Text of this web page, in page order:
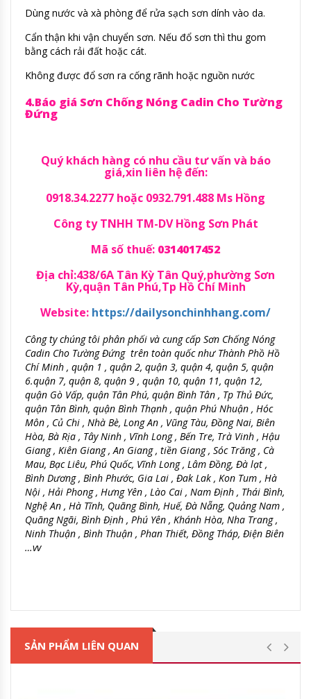
Dùng nước và xà phòng để rửa sạch sơn dính vào da.
Cẩn thận khi vận chuyển sơn. Nếu đổ sơn thì thu gom
bằng cách rải đất hoặc cát.
Không được đổ sơn ra cống rãnh hoặc nguồn nước
4.Báo giá Sơn Chống Nóng Cadin Cho Tường
Đứng
Quý khách hàng có nhu cầu tư vấn và báo
giá,xin liên hệ đến:
0918.34.2277 hoặc 0932.791.488 Ms Hồng
Công ty TNHH TM-DV Hồng Sơn Phát
Mã số thuế: 0314017452
Địa chỉ:438/6A Tân Kỳ Tân Quý,phường Sơn
Kỳ,quận Tân Phú,Tp Hồ Chí Minh
Website: https://dailysonchinhhang.com/
Công ty chúng tôi phân phối và cung cấp Sơn Chống Nóng
Cadin Cho Tường Đứng trên toàn quốc như Thành Phồ Hồ
Chí Minh , quận 1 , quận 2, quận 3, quận 4, quận 5, quận
6.quận 7, quận 8, quận 9 , quận 10, quận 11, quận 12,
quận Gò Vấp, quận Tân Phú, quận Bình Tân , Tp Thủ Đức,
quận Tân Bình, quận Bình Thạnh , quận Phú Nhuận , Hóc
Môn , Củ Chi , Nhà Bè, Long An , Vũng Tàu, Đồng Nai, Biên
Hòa, Bà Rịa , Tây Ninh , Vĩnh Long , Bến Tre, Trà Vinh , Hậu
Giang , Kiên Giang , An Giang , tiền Giang , Sóc Trăng , Cà
Mau, Bạc Liêu, Phú Quốc, Vĩnh Long , Lâm Đồng, Đà lạt ,
Bình Dương , Bình Phước, Gia Lai , Đak Lak , Kon Tum , Hà
Nội , Hải Phong , Hưng Yên , Lào Cai , Nam Định , Thái Bình,
Nghệ An , Hà Tĩnh, Quãng Bình, Huế, Đà Nẵng, Quảng Nam ,
Quãng Ngãi, Bình Định , Phú Yên , Khánh Hòa, Nha Trang ,
Ninh Thuận , Bình Thuận , Phan Thiết, Đồng Tháp, Điện Biên
…vv
SẢN PHẨM LIÊN QUAN